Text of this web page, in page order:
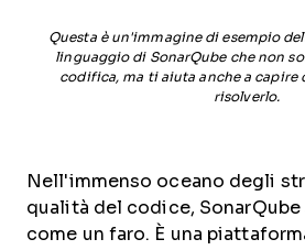
Questa è un'immagine di esempio
linguaggio di SonarQube che non
codifica, ma ti aiuta anche a capire
risolverlo.
Nell'immenso oceano degli
qualità del codice,
come un faro. È una